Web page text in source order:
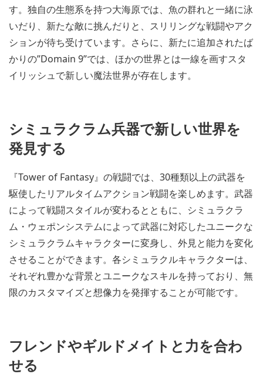
す。独自の生態系を持つ大海原では、魚の群れと一緒に泳
いだり、新たな敵に挑んだりと、スリリングな戦闘やアク
ションが待ち受けています。さらに、新たに追加されたば
かりの”Domain 9”では、ほかの世界とは一線を画すスタ
イリッシュで新しい魔法世界が存在します。
シミュラクラム兵器で新しい世界を
発見する
『Tower of Fantasy』の戦闘では、30種類以上の武器を
駆使したリアルタイムアクション戦闘を楽しめます。武器
によって戦闘スタイルが変わるとともに、シミュラクラ
ム・ウェポンシステムによって武器に対応したユニークな
シミュラクラムキャラクターに変身し、外見と能力を変化
させることができます。各シミュラクルキャラクターは、
それぞれ豊かな背景とユニークなスキルを持っており、無
限のカスタマイズと想像力を発揮することが可能です。
フレンドやギルドメイトと力を合わ
せる